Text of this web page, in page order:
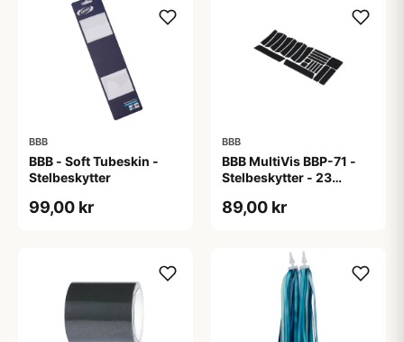
BBB
BBB - Soft Tubeskin -
Stelbeskytter
99,00 kr
BBB
BBB MultiVis BBP-71 -
Stelbeskytter - 23
- Sort
89,00 kr